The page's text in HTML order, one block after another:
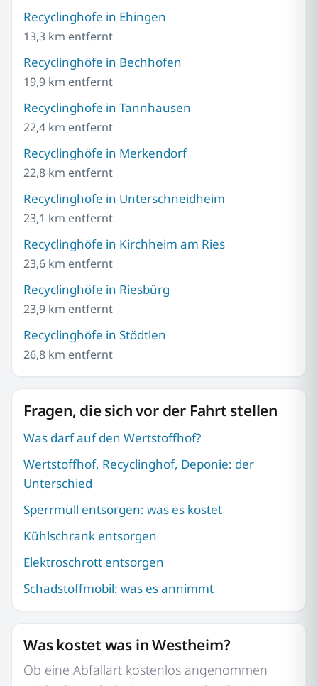
Recyclinghöfe in Ehingen
13,3 km entfernt
Recyclinghöfe in Bechhofen
19,9 km entfernt
Recyclinghöfe in Tannhausen
22,4 km entfernt
Recyclinghöfe in Merkendorf
22,8 km entfernt
Recyclinghöfe in Unterschneidheim
23,1 km entfernt
Recyclinghöfe in Kirchheim am Ries
23,6 km entfernt
Recyclinghöfe in Riesbürg
23,9 km entfernt
Recyclinghöfe in Stödtlen
26,8 km entfernt
Fragen, die sich vor der Fahrt stellen
Was darf auf den Wertstoffhof?
Wertstoffhof, Recyclinghof, Deponie: der
Unterschied
Sperrmüll entsorgen: was es kostet
Kühlschrank entsorgen
Elektroschrott entsorgen
Schadstoffmobil: was es annimmt
Was kostet was in Westheim?
Ob eine Abfallart kostenlos angenommen